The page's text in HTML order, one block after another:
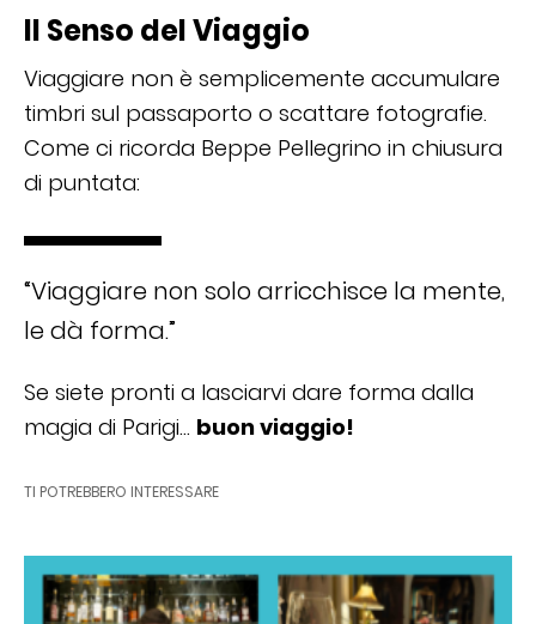
Il Senso del Viaggio
Viaggiare non è semplicemente accumulare
timbri sul passaporto o scattare fotografie.
Come ci ricorda Beppe Pellegrino in chiusura
di puntata:
“Viaggiare non solo arricchisce la mente,
le dà forma.”
Se siete pronti a lasciarvi dare forma dalla
magia di Parigi… buon viaggio!
TI POTREBBERO INTERESSARE